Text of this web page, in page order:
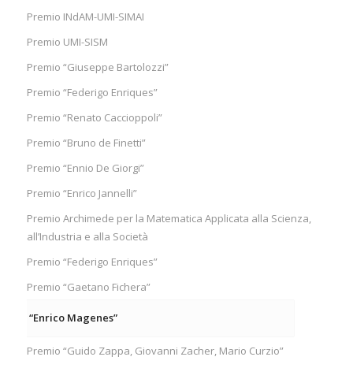
Premio INdAM-UMI-SIMAI
Premio UMI-SISM
Premio “Giuseppe Bartolozzi”
Premio “Federigo Enriques”
Premio “Renato Caccioppoli”
Premio “Bruno de Finetti”
Premio “Ennio De Giorgi”
Premio “Enrico Jannelli”
Premio Archimede per la Matematica Applicata alla Scienza,
all’Industria e alla Società
Premio “Federigo Enriques”
Premio “Gaetano Fichera”
“Enrico Magenes”
Premio “Guido Zappa, Giovanni Zacher, Mario Curzio”